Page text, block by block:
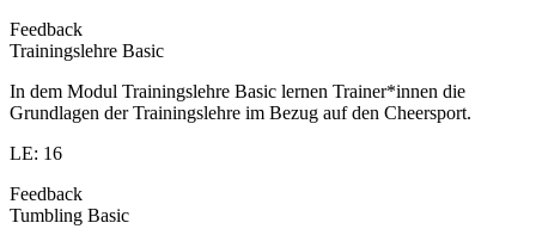
Feedback
Trainingslehre Basic
In dem Modul Trainingslehre Basic lernen Trainer*innen die
Grundlagen der Trainingslehre im Bezug auf den Cheersport.
LE: 16
Feedback
Tumbling Basic